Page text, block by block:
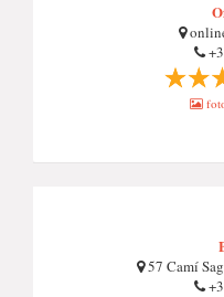
57 Camí